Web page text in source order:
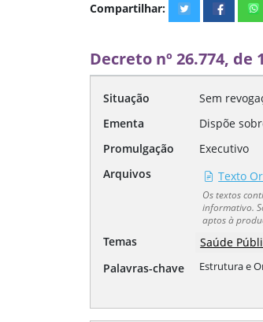
Compartilhar:
Decreto nº 26.774, de
Situação
Sem
Ementa
Dispõe
Promulgação
Executivo
Arquivos
Texto
Os textos
informativo.
aptos à
Temas Saúde
Palavras-chave Estrutura e